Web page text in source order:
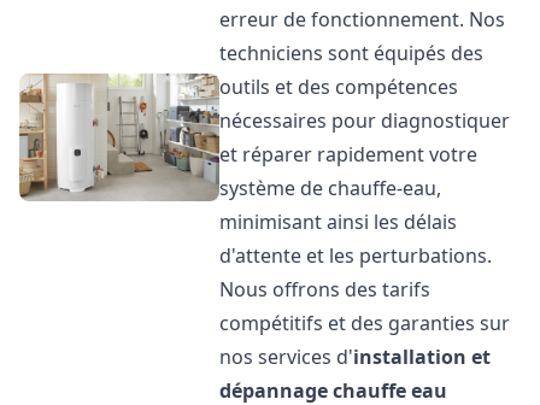
erreur de fonctionnement. Nos
techniciens sont équipés des
outils et des compétences
nécessaires pour diagnostiquer
et réparer rapidement votre
système de chauffe-eau,
minimisant ainsi les délais
d'attente et les perturbations.
Nous offrons des tarifs
compétitifs et des garanties sur
nos services d'installation et
dépannage chauffe eau